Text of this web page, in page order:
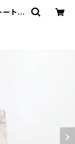
トバ